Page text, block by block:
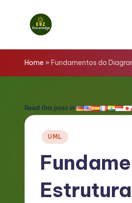
E
z
n
Home » Fundamentos do
Read this post in:
Posted
UML